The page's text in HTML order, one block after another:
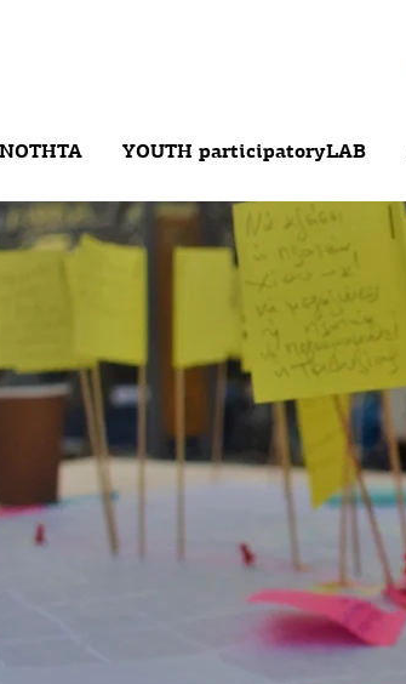
YOUTH participatoryLAB